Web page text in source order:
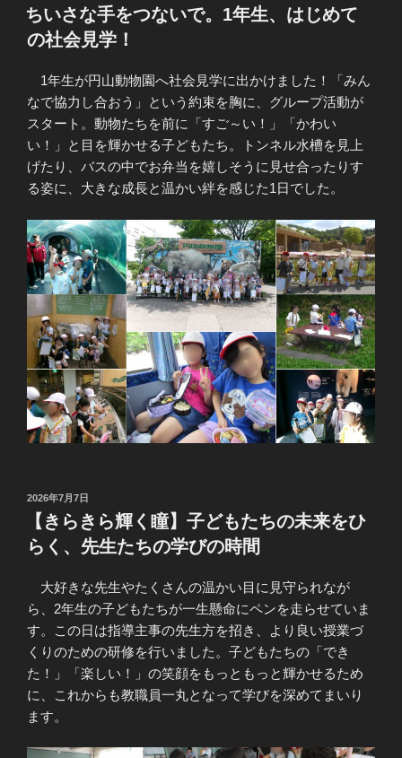
稿
日:
ちいさな手をつないで。1年生、はじめて
の社会見学！
1年生が円山動物園へ社会見学に出かけました！「みん
なで協力し合おう」という約束を胸に、グループ活動が
スタート。動物たちを前に「すご～い！」「かわい
い！」と目を輝かせる子どもたち。トンネル水槽を見上
げたり、バスの中でお弁当を嬉しそうに見せ合ったりす
る姿に、大きな成長と温かい絆を感じた1日でした。
投
日:
2026年7月7日
【きらきら輝く瞳】子どもたちの未来をひ
らく、先生たちの学びの時間
大好きな先生やたくさんの温かい目に見守られなが
ら、2年生の子どもたちが一生懸命にペンを走らせていま
す。この日は指導主事の先生方を招き、より良い授業づ
くりのための研修を行いました。子どもたちの「でき
た！」「楽しい！」の笑顔をもっともっと輝かせるため
に、これからも教職員一丸となって学びを深めてまいり
ます。